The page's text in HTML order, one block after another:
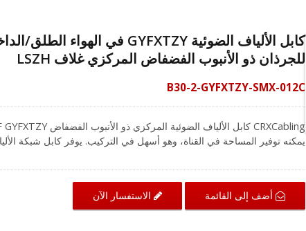
للجرذان ذو الأنبوب الفضفاض المركزي غلاف LSZH
B30-2-GYFXTZY-SMX-012C
يمكنه توفير المساحة في القناة، وهو أسهل في التركيب. يوفر كابل شبكة
الزجاج خصيصًا لمكافحة القوارض ولضمان بيئة الشبكة آمنة.
أضف إلى القائمة
الاستفسار الآن